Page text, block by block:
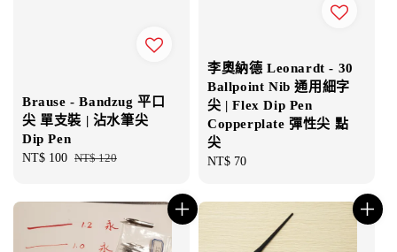
Brause - Bandzug 平口
尖 單支裝 | 沾水筆尖
Dip Pen
Sale
NT$ 100 Regular
NT$ 120
李奧納德 Leonardt - 30
Ballpoint Nib 通用細字
尖 | Flex Dip Pen
Copperplate 彈性尖 點
尖
Regular
NT$ 70